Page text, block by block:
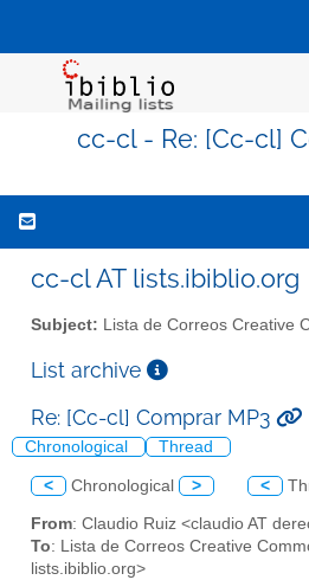
cc-cl - Re: [Cc-cl]
cc-cl AT lists.ibiblio.org
Subject: Lista de Correos Creative
List archive
Re: [Cc-cl] Comprar MP3
Chronological Thread
< Chronological > <
From: Claudio Ruiz <claudio AT
To: Lista de Correos Creative
lists.ibiblio.org>